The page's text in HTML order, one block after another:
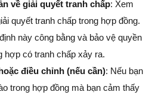
về giải quyết tranh chấp: Xem
quyết tranh chấp trong hợp đồng.
này công bằng và bảo vệ quyền
hợp có tranh chấp xảy ra.
điều chỉnh (nếu cần): Nếu bạn
trong hợp đồng mà bạn cảm thấy